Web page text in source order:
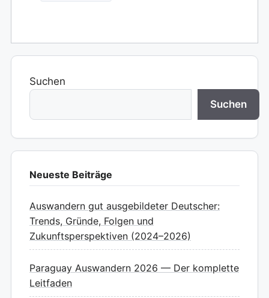
Suchen
Suchen
Neueste Beiträge
Auswandern gut ausgebildeter Deutscher:
Trends, Gründe, Folgen und
Zukunftsperspektiven (2024–2026)
Paraguay Auswandern 2026 — Der komplette
Leitfaden